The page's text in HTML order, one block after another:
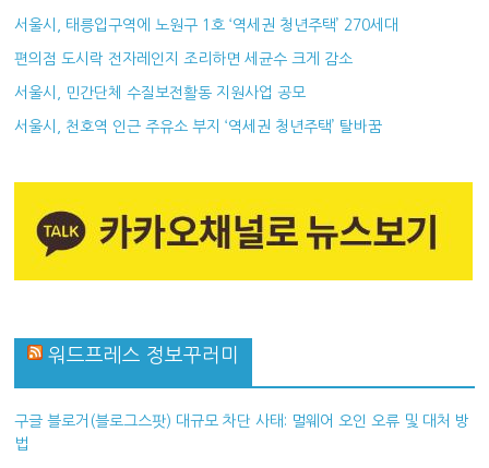
서울시, 태릉입구역에 노원구 1호 ‘역세권 청년주택’ 270세대
편의점 도시락 전자레인지 조리하면 세균수 크게 감소
서울시, 민간단체 수질보전활동 지원사업 공모
서울시, 천호역 인근 주유소 부지 ‘역세권 청년주택’ 탈바꿈
워드프레스 정보꾸러미
구글 블로거(블로그스팟) 대규모 차단 사태: 멀웨어 오인 오류 및 대처 방
법